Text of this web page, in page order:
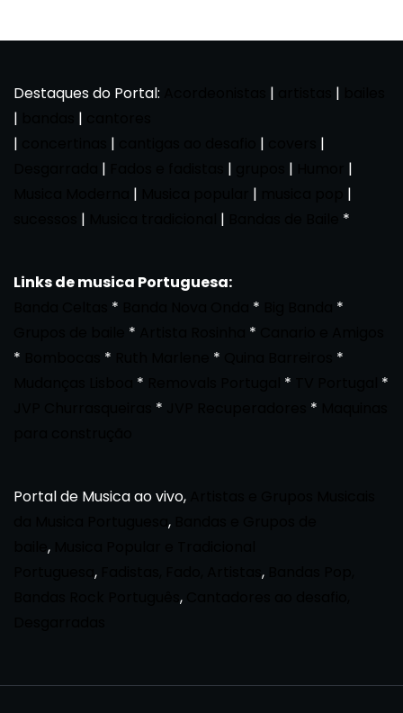
Destaques do Portal: | |
|
|
|
| |
|
| | |
|
| |
|
| | *
Links de musica Portuguesa:
* *
*
* *
*
* *
*
* *
*
* *
Portal de Musica ao vivo,
,
,
, ,
,